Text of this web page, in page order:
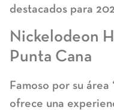
destacados para
Nickelodeon
Punta Cana
Famoso por su área
ofrece una